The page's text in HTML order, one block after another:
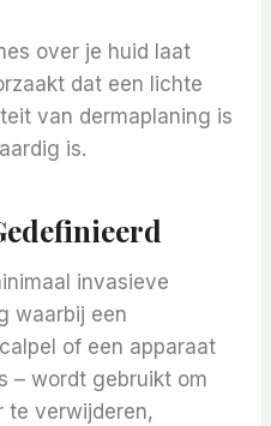
over je huid laat
dat een lichte
van dermaplaning is
is.
invasieve
waarbij een
of een apparaat
– wordt gebruikt om
te verwijderen,